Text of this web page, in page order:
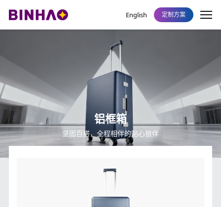
定制方案
English
铝框箱
坚固百搭，全程相伴的贴心旅伴